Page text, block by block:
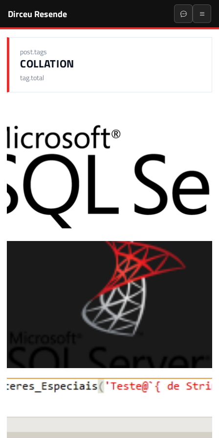
Dirceu Resende
post.tags
COLLATION
tag.total
SQL Server - Como padronizar o Collation
de todas as colunas do database
22 min de leitura
SQL Server - Cannot resolve the collation
conflict between ... in the equal to
25 de maio de 2016 6 min de leitura